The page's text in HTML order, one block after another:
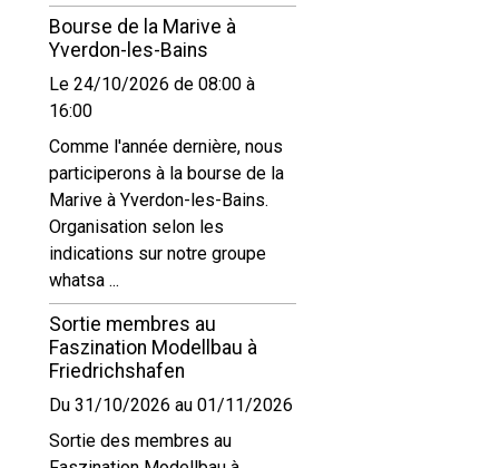
Bourse de la Marive à
Yverdon-les-Bains
Le 24/10/2026 de 08:00 à
16:00
Comme l'année dernière, nous
participerons à la bourse de la
Marive à Yverdon-les-Bains.
Organisation selon les
indications sur notre groupe
whatsa ...
Sortie membres au
Faszination Modellbau à
Friedrichshafen
Du 31/10/2026 au 01/11/2026
Sortie des membres au